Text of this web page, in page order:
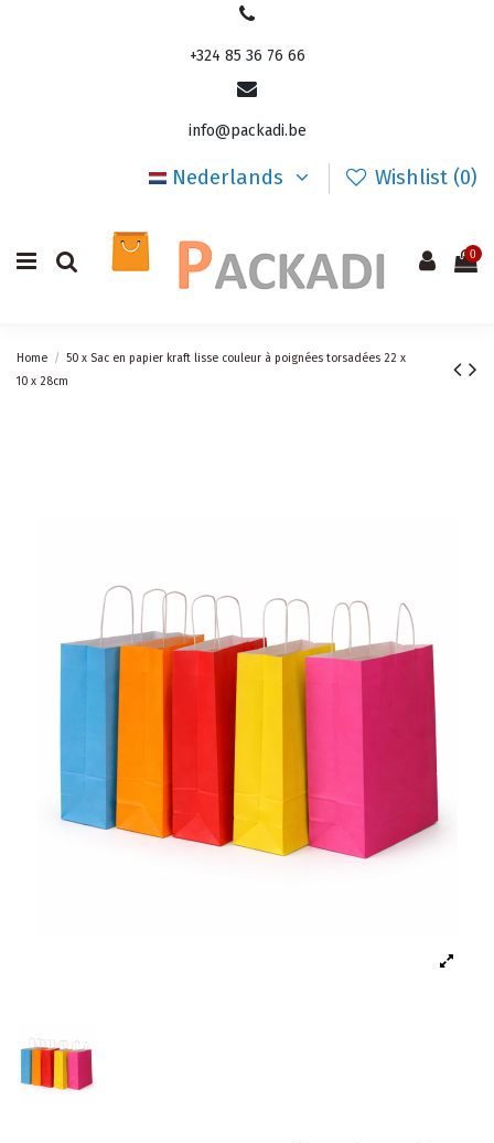
+324 85 36 76 66
info@packadi.be
Nederlands Wishlist (0)
0
Home
50 x Sac en papier kraft lisse couleur à poignées torsadées 22 x
10 x 28cm